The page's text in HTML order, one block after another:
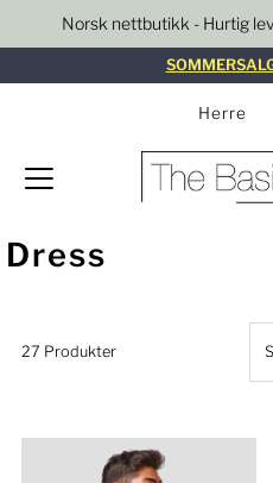
Gå til innhold
Norsk nettbutikk - Hurtig
Herre
Dress
27 Produkter